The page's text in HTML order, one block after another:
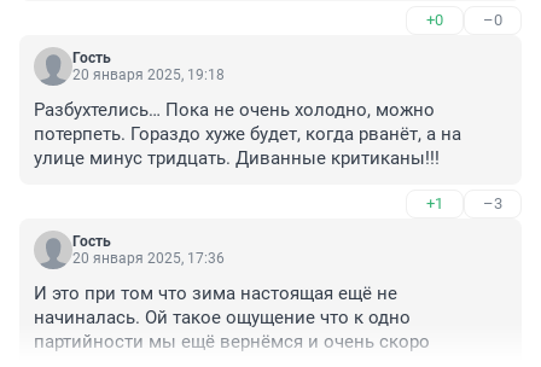
+0 –0
Гость
20 января 2025, 19:18
Разбухтелись… Пока не очень холодно, можно
потерпеть. Гораздо хуже будет, когда рванёт, а на
улице минус тридцать. Диванные критиканы!!!
+1 –3
Гость
20 января 2025, 17:36
И это при том что зима настоящая ещё не
начиналась. Ой такое ощущение что к одно
партийности мы ещё вернёмся и очень скоро